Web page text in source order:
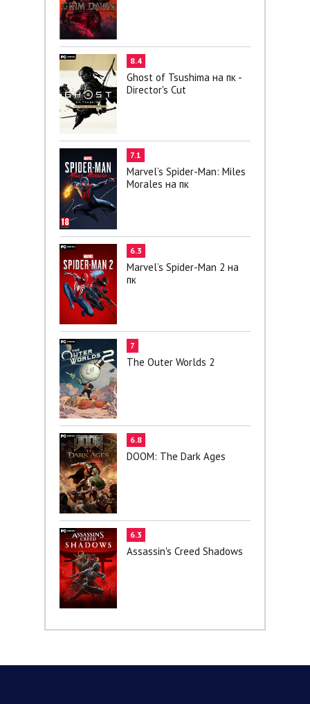
8.4
Ghost of Tsushima на пк -
Director's Cut
7.1
Marvel’s Spider-Man: Miles
Morales на пк
6.3
Marvel’s Spider-Man 2 на
пк
7
The Outer Worlds 2
6.8
DOOM: The Dark Ages
6.3
Assassin's Creed Shadows